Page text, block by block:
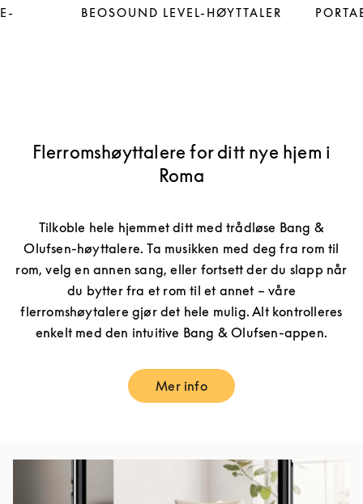
BEOSOUND LEVEL-HØYTTALER
Flerromshøyttalere for ditt nye hjem i
Roma
Tilkoble hele hjemmet ditt med trådløse Bang &
Olufsen-høyttalere. Ta musikken med deg fra rom til
rom, velg en annen sang, eller fortsett der du slapp når
du bytter fra et rom til et annet – våre
flerromshøytalere gjør det hele mulig. Alt kontrolleres
enkelt med den intuitive Bang & Olufsen-appen.
Mer infoLink Opens in New Tab